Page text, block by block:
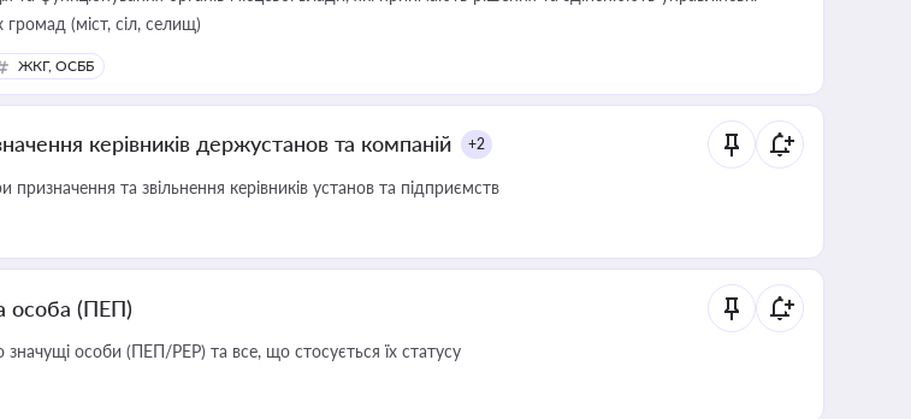
громад (міст, сіл, селищ)
ЖКГ, ОСББ
керівників держустанов та компаній +2
призначення та звільнення керівників установ та підприємств
особа (ПЕП)
значущі особи (ПЕП/PEP) та все, що стосується їх статусу